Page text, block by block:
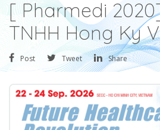
[ Pharmedi
TNHH Hong Ky
Post Tweet Share